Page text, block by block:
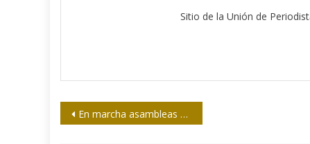
Sitio de la Unión de
Navegación
En marcha asambleas provinciales del X Congreso Upec